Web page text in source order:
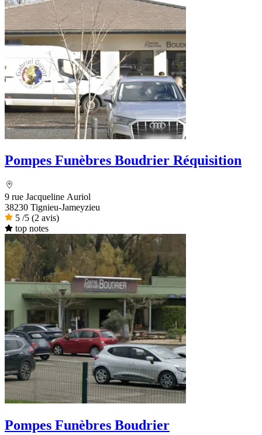
Pompes Funèbres Boudrier Réquisition
9 rue Jacqueline Auriol
38230 Tignieu-Jameyzieu
5 /5 (2 avis)
top notes
Pompes Funèbres Boudrier